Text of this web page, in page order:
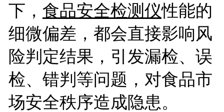
下， 食品安全检测仪性能的
细微偏差，都会直接影响风
险判定结果，引发漏检、误
检、错判等问题，对食品市
场安全秩序造成隐患。